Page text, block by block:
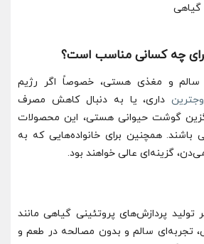
چه کسانی مناسب است؟
سالم و مغذی هستی، خصوصاً اگر رژیم
وجترینداری، یا به دنبال کاهش مصرف
گوشت حیوانی هستی، این محصولات
باشند. همچنین برای خانواده‌هایی که به
گزینه‌ای عالی خواهند بود.
تولید پردازش‌های پروتئینی گیاهی مانند
سالم و بدون مصالحه در طعم و